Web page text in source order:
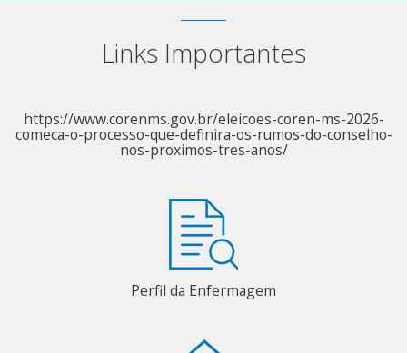
Links Importantes
https://www.corenms.gov.br/eleicoes-coren-ms-2026-
comeca-o-processo-que-definira-os-rumos-do-conselho-
nos-proximos-tres-anos/
Perfil da Enfermagem